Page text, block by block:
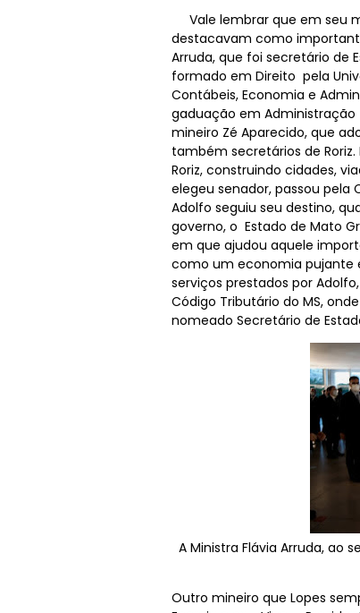
Vale lembrar que em seu
destacavam como
Arruda, que foi secretário de
formado em Direito pela
Contábeis, Economia e
gaduação em Administração
mineiro Zé Aparecido, que
também secretários de
Roriz, construindo cidades,
elegeu senador, passou pela
Adolfo seguiu seu destino,
governo, o Estado de Mato
em que ajudou aquele
como um economia pujante
serviços prestados por
Código Tributário do MS,
nomeado Secretário de
A Ministra Flávia Arruda, ao
Outro mineiro que Lopes